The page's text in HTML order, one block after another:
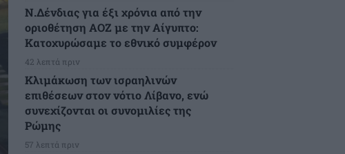
Ν.Δένδιας για έξι χρόνια από την
οριοθέτηση ΑΟΖ με την Αίγυπτο:
Κατοχυρώσαμε το εθνικό συμφέρον
42 λεπτά πριν
Κλιμάκωση των ισραηλινών
επιθέσεων στον νότιο Λίβανο, ενώ
συνεχίζονται οι συνομιλίες της
Ρώμης
57 λεπτά πριν